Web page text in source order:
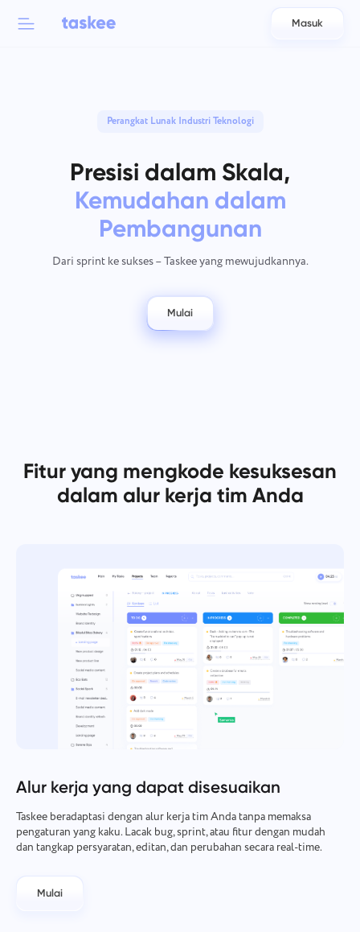
日本語
Bahasa Indonesia
বাংলা
Deutsch
English
עברית
हिन्दी
中文 (中国)
Kiswahili
Português
Русский
Oʻzbek
ไทย
Türkçe
Masuk
Perangkat Lunak Industri Teknologi
Presisi dalam Skala,
Kemudahan dalam
Pembangunan
Dari sprint ke sukses – Taskee yang mewujudkannya.
Mulai
Fitur yang mengkode kesuksesan
dalam alur kerja tim Anda
Alur kerja yang dapat disesuaikan
Taskee beradaptasi dengan alur kerja tim Anda tanpa memaksa
pengaturan yang kaku. Lacak bug, sprint, atau fitur dengan mudah
dan tangkap persyaratan, editan, dan perubahan secara real-time.
Mulai
Fitur Taskee
Waktu pelacakan
Distribusikan sumber daya menggunakan laporan waktu
yang dihabiskan per proyek.
Manajemen Proyek
Kelola informasi proyek (status/tag) dan aktivitas tim di satu
tempat.
Manajemen Perusahaan
untuk mengoptimalkan kerja tim.
Jenis perusahaan